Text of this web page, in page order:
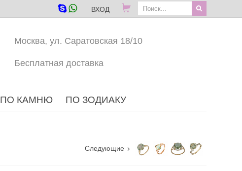
ВХОД
Москва, ул. Саратовская 18/10
Бесплатная доставка
ПО КАМНЮ ПО ЗОДИАКУ
Следующие